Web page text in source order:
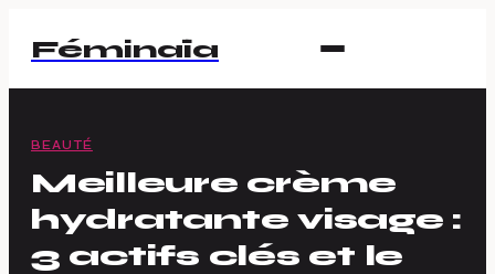
Féminaïa
BEAUTÉ
Meilleure crème
hydratante visage :
3 actifs clés et le